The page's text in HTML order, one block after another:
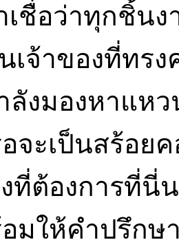
เชื่อว่าทุกชิ้น
เจ้าของที่ท
งมองหาแห
จะเป็นสร้อยค
ต้องการที่นี่
มให้คำปรึก